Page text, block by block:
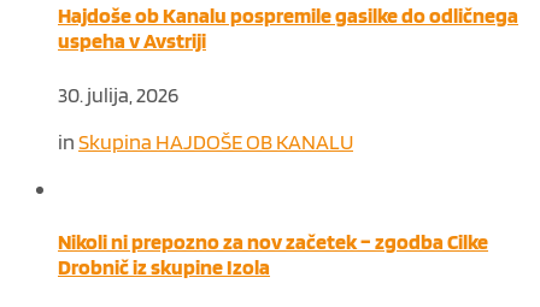
Hajdoše ob Kanalu pospremile gasilke do odličnega
uspeha v Avstriji
30. julija, 2026
inSkupina HAJDOŠE OB KANALU
Nikoli ni prepozno za nov začetek – zgodba Cilke
Drobnič iz skupine Izola